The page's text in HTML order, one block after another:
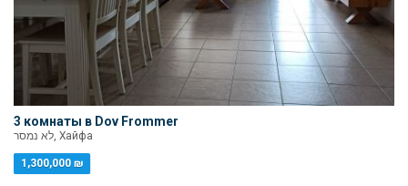
3 комнаты в Dov Frommer
לא נמסר, Хайфа
1,300,000 ₪